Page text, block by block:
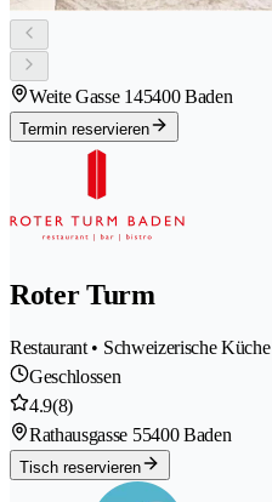
Weite Gasse 145400 Baden
Termin reservieren
Roter Turm
Restaurant • Schweizerische Küche
Geschlossen
4.9(8)
Rathausgasse 55400 Baden
Tisch reservieren